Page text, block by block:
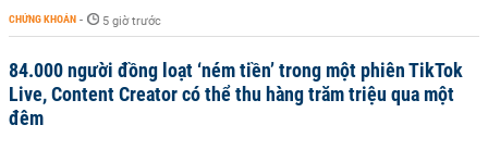
CHỨNG KHOÁN - 5 giờ trước
84.000 người đồng loạt ‘ném tiền’ trong một phiên TikTok
Live, Content Creator có thể thu hàng trăm triệu qua một
đêm